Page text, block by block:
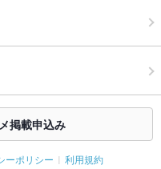
掲載申込み
ーポリシー 利用規約